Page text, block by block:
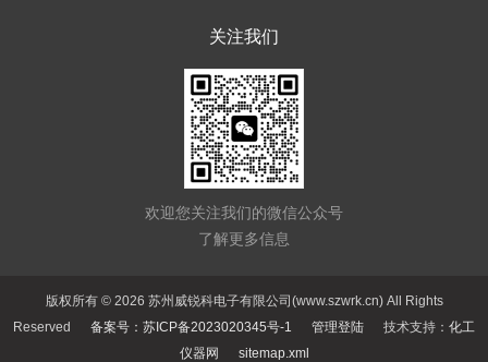
关注我们
欢迎您关注我们的微信公众号
了解更多信息
版权所有 © 2026 苏州威锐科电子有限公司(www.szwrk.cn) All Rights
Reserved 备案号：苏ICP备2023020345号-1 管理登陆 技术支持： 化工
仪器网
sitemap.xml